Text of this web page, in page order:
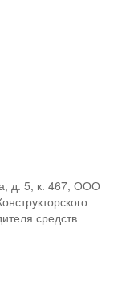
д. 5, к. 467, ООО
средств